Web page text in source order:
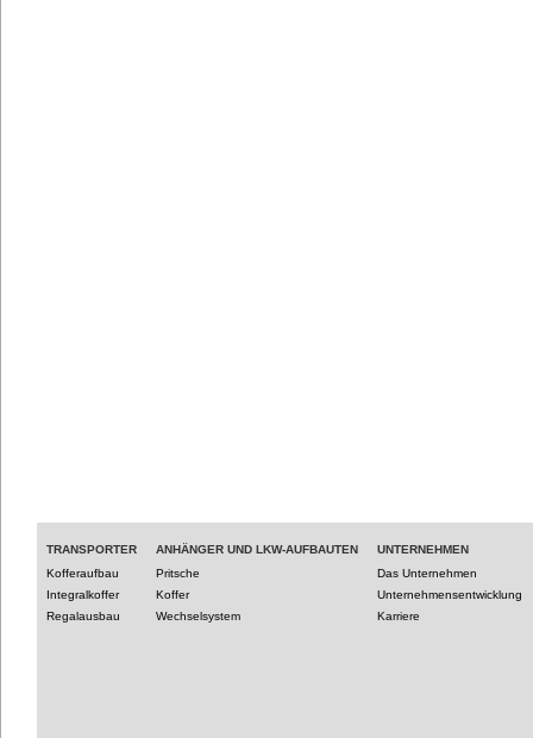
TRANSPORTER
Kofferaufbau
Integralkoffer
Regalausbau
ANHÄNGER UND LKW-AUFBAUTEN
Pritsche
Koffer
Wechselsystem
UNTERNEHMEN
Das Unternehmen
Unternehmensentwicklung
Karriere